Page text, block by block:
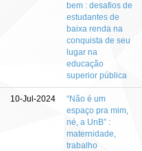
bem : desafios de
estudantes de
baixa renda na
conquista de seu
lugar na
educação
superior pública
10-Jul-2024
“Não é um
espaço pra mim,
né, a UnB” :
maternidade,
trabalho